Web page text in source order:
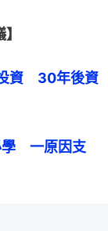
資　30年後資
　一原因支